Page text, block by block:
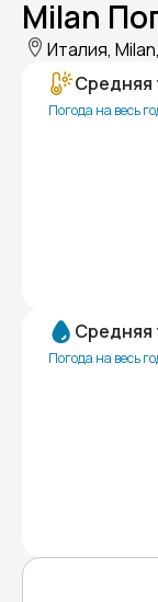
Milan
Италия,
Средняя
Погода на весь
Средняя
Погода на весь